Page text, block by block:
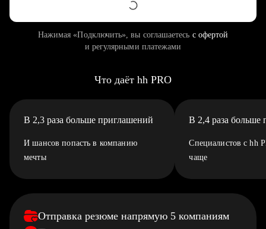
Нажимая «Подключить», вы соглашаетесь с офертой
и регулярными платежами
Что даёт hh PRO
В 2,3 раза больше приглашений
И шансов попасть в компанию
мечты
В 2,4 раза больше
Специалистов с hh
чаще
Отправка резюме напрямую 5 компаниям